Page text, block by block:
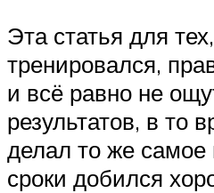
Эта статья для
тренировался,
и всё равно не
результатов, в то
делал то же самое
сроки добился